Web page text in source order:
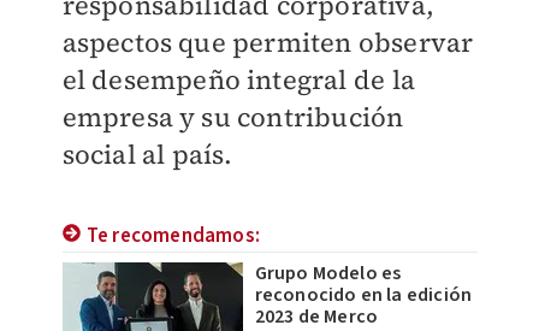
aspectos que permiten observar
el desempeño integral de la
empresa y su contribución
social al país.
Te recomendamos:
Grupo Modelo es
reconocido en la edición
2023 de Merco